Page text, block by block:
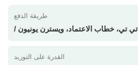
طريقة الدفع
/ تي تي، خطاب الاعتماد، ويسترن يونيون
القدرة على التوريد